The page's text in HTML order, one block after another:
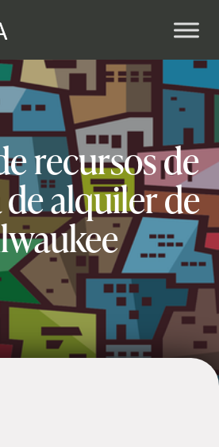
recursos de
alquiler de
Próximo